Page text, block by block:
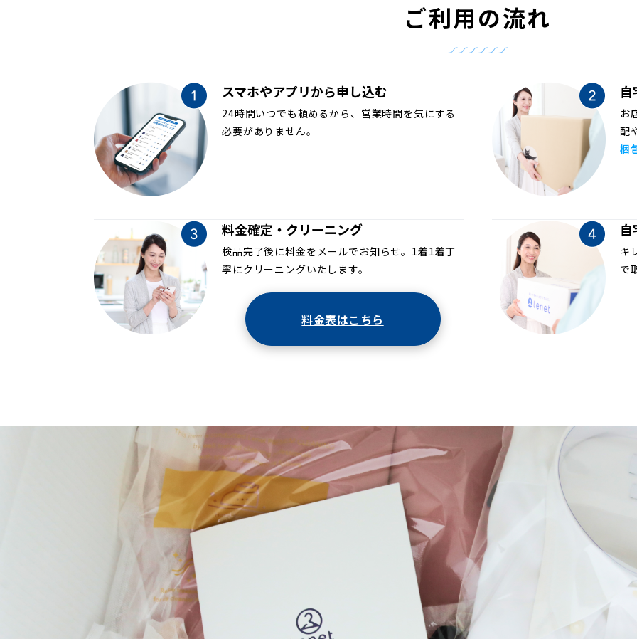
ご利用の流れ
スマホやアプリから申し込む
24時間いつでも頼めるから、営業時間を気にする
必要がありません。
お
配
梱
料金確定・クリーニング
検品完了後に料金をメールでお知らせ。1着1着丁
寧にクリーニングいたします。
料金表はこちら
キ
で